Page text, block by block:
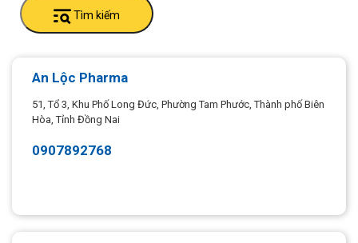
Tìm kiếm
An Lộc Pharma
51, Tổ 3, Khu Phố Long Đức, Phường Tam Phước, Thành phố Biên
Hòa, Tỉnh Đồng Nai
0907892768